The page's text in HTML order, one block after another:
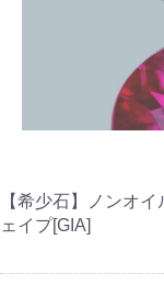
【希少石】ノンオ
ェイプ[GIA]